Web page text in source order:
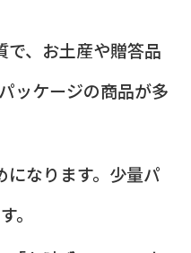
で、お土産や贈答品
ッケージの商品が多
になります。少量パ
。